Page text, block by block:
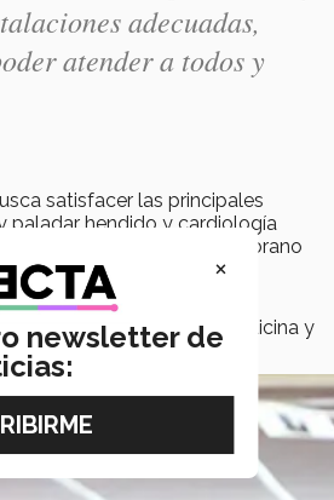
adecuadas,
atender a todos y
satisfacer las principales
paladar hendido y cardiología
en el Hospital Zambrano
proyecto se encuentran
de la Escuela de Medicina y
programa.
×
newsletter de